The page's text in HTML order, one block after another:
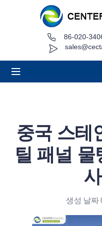
86-020-
중국 스테
틸 패널 물
사
생성 날짜
에 대한
프로젝트 사례
연락하다